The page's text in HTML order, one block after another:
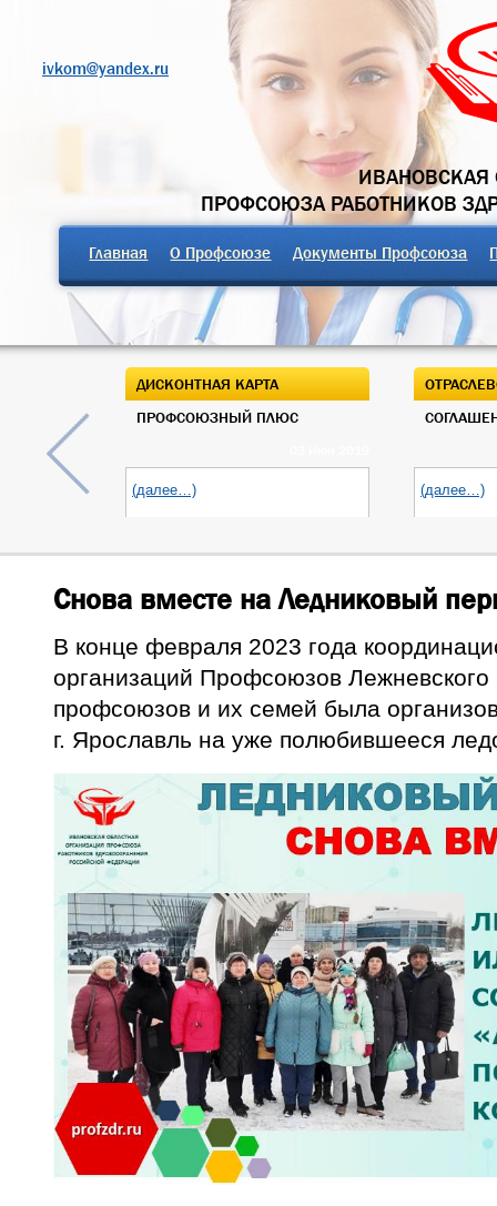
ivkom@yandex.ru
ИВАНОВСКАЯ
ПРОФСОЮЗА РАБОТНИКОВ
Главная О Профсоюзе Документы Профсоюза
ДИСКОНТНАЯ КАРТА
ПРОФСОЮЗНЫЙ ПЛЮС
(далее…) (далее…)
Снова вместе на Ледниковый
В конце февраля 2023 года
организаций Профсоюзов
профсоюзов и их семей была
г. Ярославль на уже полюбившееся